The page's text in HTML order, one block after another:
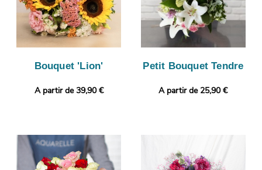
Bouquet 'Lion'
A partir de 39,90 €
Petit Bouquet Tendre
A partir de 25,90 €